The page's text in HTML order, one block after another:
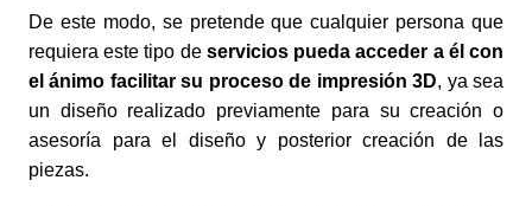
De este modo, se pretende que cualquier persona que
requiera este tipo de servicios pueda acceder a él con
el ánimo facilitar su proceso de impresión 3D, ya sea
un diseño realizado previamente para su creación o
asesoría para el diseño y posterior creación de las
piezas.